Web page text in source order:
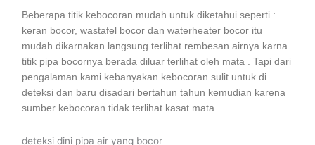
Beberapa titik kebocoran mudah untuk diketahui seperti :
keran bocor, wastafel bocor dan waterheater bocor itu
mudah dikarnakan langsung terlihat rembesan airnya karna
titik pipa bocornya berada diluar terlihat oleh mata . Tapi dari
pengalaman kami kebanyakan kebocoran sulit untuk di
deteksi dan baru disadari bertahun tahun kemudian karena
sumber kebocoran tidak terlihat kasat mata.
deteksi dini pipa air yang bocor